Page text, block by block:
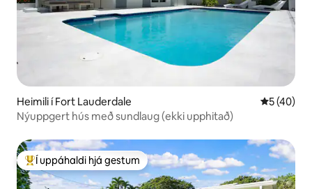
Heimili í Fort Lauderdale 5 af 5 í
5 (40)
Nýuppgert hús með sundlaug (ekki upphitað)
Í mestu uppáhaldi hjá gestum
Í uppáhaldi hjá gestum